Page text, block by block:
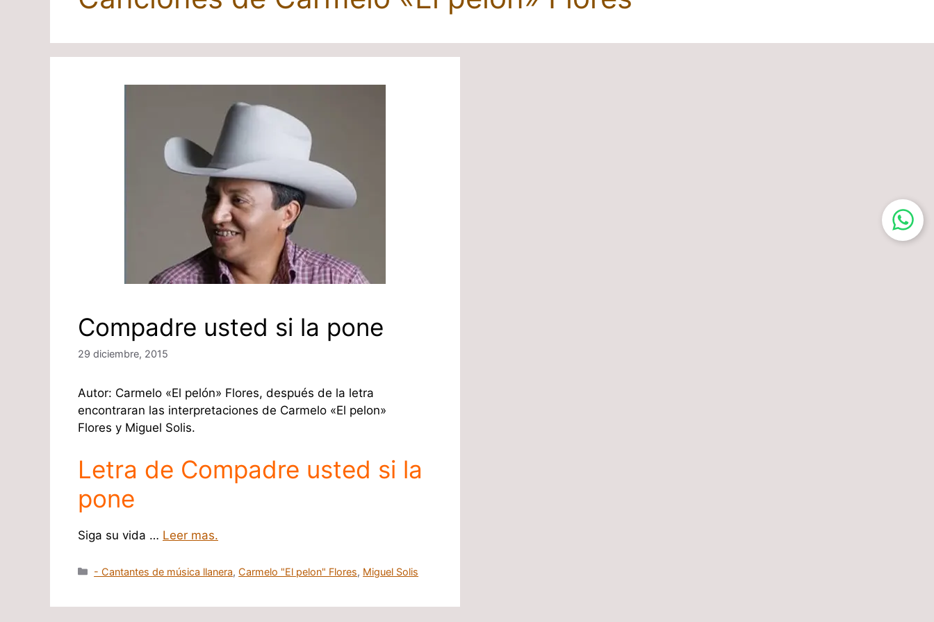
Compadre usted si la pone
29 diciembre, 2015
Autor: Carmelo «El pelón» Flores, después de la letra
encontraran las interpretaciones de Carmelo «El pelon»
Flores y Miguel Solis.
Letra de Compadre usted si la
pone
Siga su vida … Leer mas.
Categorías
- Cantantes de música llanera, Carmelo "El pelon" Flores, Miguel Solis